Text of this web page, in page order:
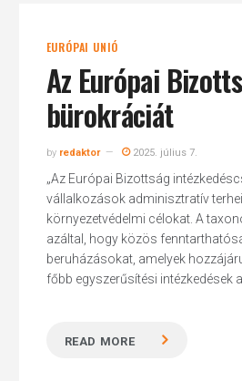
EURÓPAI UNIÓ
Az Európai
bürokráciát
by redaktor 2025. július 7.
„Az Európai Bizottság
vállalkozások adminisztratív
környezetvédelmi célokat. A
azáltal, hogy közös
beruházásokat, amelyek
főbb egyszerűsítési intézkedések a
READ MORE